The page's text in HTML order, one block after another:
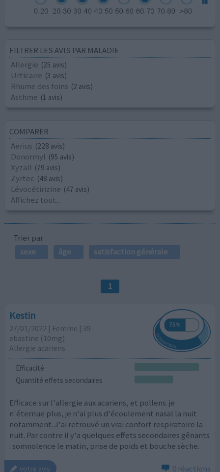
FILTRER LES AVIS PAR MALADIE
Allergie (25 avis)
Urticaire (3 avis)
Rhume des foins (2 avis)
Asthme (1 avis)
COMPARER
Aerius (228 avis)
Donormyl (95 avis)
Xyzall (79 avis)
Zyrtec (48 avis)
Lévocétirizine (47 avis)
Affichez tout...
Trier par
sexe
âge satisfaction générale
1
Kestin
27/01/2022 | Femme | 39
ebastine (10mg)
Allergie acariens
Efficacité
Quantité effets secondaires
Efficace sur l'allergie aux acariens, et pollens. je
n'éternue plus, je n'ai plus d'écoulement nasal la nuit
notamment. J'ai retrouvé un vrai confort respiratoire la
nuit. Par contre il y'a quelques effets secondaires gênants
: somnolence le matin, prise de poids et bouche sèche.
votre avis 0 réactions